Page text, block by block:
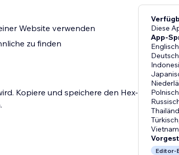
Website verwenden
zu finden
Kopiere und speichere den Hex-
Diese
App-
Englisch
Deutsch
Polnisch
Türkisch
Editor-